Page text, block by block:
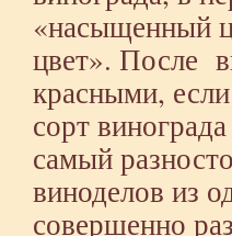
«насыщенный
цвет». После
красными,
сорт
самый
виноделов из
совершенно